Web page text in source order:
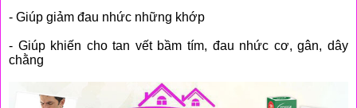
- Giúp giảm đau nhức những khớp
- Giúp khiến cho tan vết bầm tím, đau nhức cơ, gân, dây
chằng